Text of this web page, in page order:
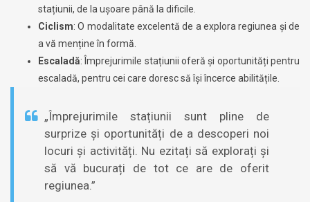
stațiunii, de la ușoare până la dificile.
Ciclism: O modalitate excelentă de a explora regiunea și de
a vă menține în formă.
Escaladă: Împrejurimile stațiunii oferă și oportunități pentru
escaladă, pentru cei care doresc să își încerce abilitățile.
„Împrejurimile stațiunii sunt pline de
surprize și oportunități de a descoperi noi
locuri și activități. Nu ezitați să explorați și
să vă bucurați de tot ce are de oferit
regiunea.”